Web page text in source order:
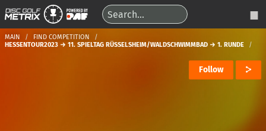
MAIN
FIND COMPETITION
HESSENTOUR2023 → 11. SPIELTAG RÜSSELSHEIM/WALDSCHWIMMBAD → 1. RUNDE
Follow